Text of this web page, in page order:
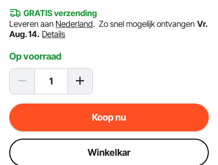
GRATIS verzending
Leveren aan Nederland.Zo snel mogelijk ontvangen Vr.
Aug. 14. Details
Op voorraad
Koop nu
Winkelkar